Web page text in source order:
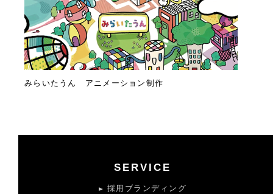
みらいたうん アニメーション制作
SERVICE
採用ブランディング